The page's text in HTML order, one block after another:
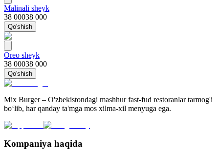
Malinali sheyk
38 00038 000
Qo'shish
Oreo sheyk
38 00038 000
Qo'shish
Mix Burger – O'zbekistondagi mashhur fast-fud restoranlar tarmog'i
bo‘lib, har qanday ta'mga mos xilma-xil menyuga ega.
Kompaniya haqida